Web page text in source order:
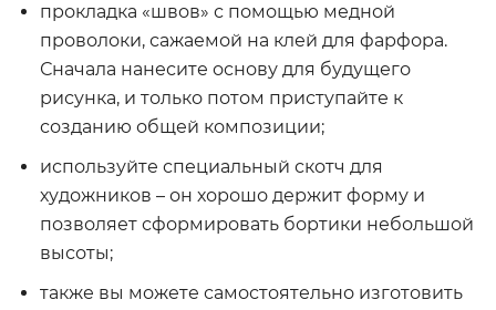
прокладка «швов» с помощью медной
проволоки, сажаемой на клей для фарфора.
Сначала нанесите основу для будущего
рисунка, и только потом приступайте к
созданию общей композиции;
используйте специальный скотч для
художников – он хорошо держит форму и
позволяет сформировать бортики небольшой
высоты;
также вы можете самостоятельно изготовить